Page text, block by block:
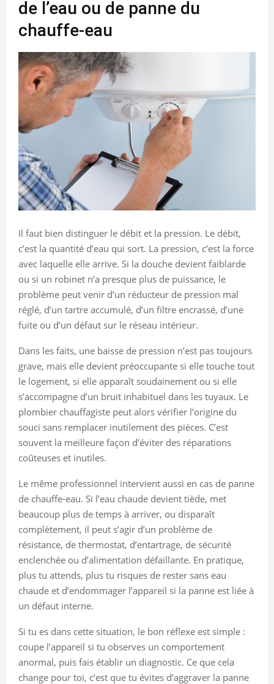
de l’eau ou de panne du
chauffe-eau
Il faut bien distinguer le débit et la pression. Le débit,
c’est la quantité d’eau qui sort. La pression, c’est la force
avec laquelle elle arrive. Si la douche devient faiblarde
ou si un robinet n’a presque plus de puissance, le
problème peut venir d’un réducteur de pression mal
réglé, d’un tartre accumulé, d’un filtre encrassé, d’une
fuite ou d’un défaut sur le réseau intérieur.
Dans les faits, une baisse de pression n’est pas toujours
grave, mais elle devient préoccupante si elle touche tout
le logement, si elle apparaît soudainement ou si elle
s’accompagne d’un bruit inhabituel dans les tuyaux. Le
plombier chauffagiste peut alors vérifier l’origine du
souci sans remplacer inutilement des pièces. C’est
souvent la meilleure façon d’éviter des réparations
coûteuses et inutiles.
Le même professionnel intervient aussi en cas de panne
de chauffe-eau. Si l’eau chaude devient tiède, met
beaucoup plus de temps à arriver, ou disparaît
complètement, il peut s’agir d’un problème de
résistance, de thermostat, d’entartrage, de sécurité
enclenchée ou d’alimentation défaillante. En pratique,
plus tu attends, plus tu risques de rester sans eau
chaude et d’endommager l’appareil si la panne est liée à
un défaut interne.
Si tu es dans cette situation, le bon réflexe est simple :
coupe l’appareil si tu observes un comportement
anormal, puis fais établir un diagnostic. Ce que cela
change pour toi, c’est que tu évites d’aggraver la panne